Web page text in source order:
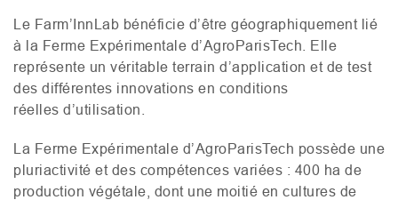
Le Farm’InnLab bénéficie d’être géographiquement lié
à la Ferme Expérimentale d’AgroParisTech. Elle
représente un véritable terrain d’application et de test
des différentes innovations en conditions
réelles d’utilisation.
La Ferme Expérimentale d’AgroParisTech possède une
pluriactivité et des compétences variées : 400 ha de
production végétale, dont une moitié en cultures de